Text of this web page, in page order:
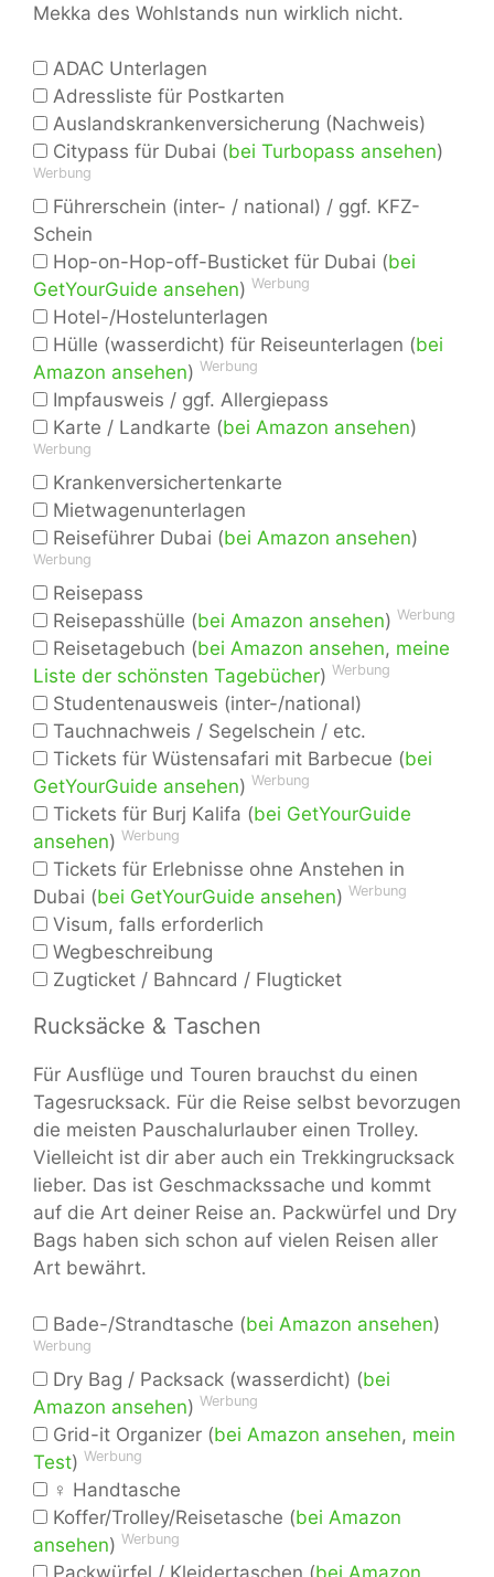
Mekka des Wohlstands nun wirklich nicht.
ADAC Unterlagen
Adressliste für Postkarten
Auslandskrankenversicherung (Nachweis)
Citypass für Dubai (bei Turbopass ansehen)
Werbung
Führerschein (inter- / national) / ggf. KFZ-
Schein
Hop-on-Hop-off-Busticket für Dubai (bei
GetYourGuide ansehen) Werbung
Hotel-/Hostelunterlagen
Hülle (wasserdicht) für Reiseunterlagen (bei
Amazon ansehen) Werbung
Impfausweis / ggf. Allergiepass
Karte / Landkarte (bei Amazon ansehen)
Werbung
Krankenversichertenkarte
Mietwagenunterlagen
Reiseführer Dubai (bei Amazon ansehen)
Werbung
Reisepass
Reisepasshülle (bei Amazon ansehen) Werbung
Reisetagebuch (bei Amazon ansehen, meine
Liste der schönsten Tagebücher) Werbung
Studentenausweis (inter-/national)
Tauchnachweis / Segelschein / etc.
Tickets für Wüstensafari mit Barbecue (bei
GetYourGuide ansehen) Werbung
Tickets für Burj Kalifa (bei GetYourGuide
ansehen) Werbung
Tickets für Erlebnisse ohne Anstehen in
Dubai (bei GetYourGuide ansehen) Werbung
Visum, falls erforderlich
Wegbeschreibung
Zugticket / Bahncard / Flugticket
Rucksäcke & Taschen
Für Ausflüge und Touren brauchst du einen
Tagesrucksack. Für die Reise selbst bevorzugen
die meisten Pauschalurlauber einen Trolley.
Vielleicht ist dir aber auch ein Trekkingrucksack
lieber. Das ist Geschmackssache und kommt
auf die Art deiner Reise an. Packwürfel und Dry
Bags haben sich schon auf vielen Reisen aller
Art bewährt.
Bade-/Strandtasche (bei Amazon ansehen)
Werbung
Dry Bag / Packsack (wasserdicht) (bei
Amazon ansehen) Werbung
Grid-it Organizer (bei Amazon ansehen, mein
Test) Werbung
♀ Handtasche
Koffer/Trolley/Reisetasche (bei Amazon
ansehen) Werbung
Packwürfel / Kleidertaschen (bei Amazon